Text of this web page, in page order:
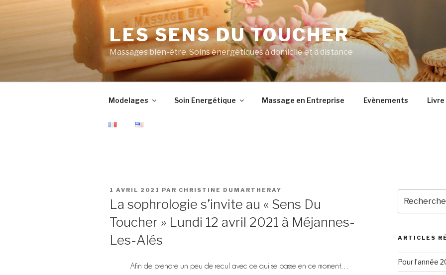
Aller
LES SENS DU TOUCHER
Massages bien-être. Soins énergétiques à domicile et à distance
Modelages Soin Energétique Massage en Entreprise Evènements Livre
PUBLIÉ
1 AVRIL 2021 PAR CHRISTINE DUMARTHERAY
La sophrologie s’invite au « Sens Du
Toucher » Lundi 12 avril 2021 à Méjannes-
Les-Alés
Afin de prendre un peu de recul avec ce qui se passe en ce moment…
pour
:
ARTICLES
Pour l’année